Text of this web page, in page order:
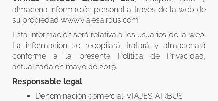
almacena información personal a través de la web de
su propiedad www.viajesairbus.com
Esta información será relativa a los usuarios de la web.
La información se recopilará, tratará y almacenará
conforme a la presente Política de Privacidad,
actualizada en mayo de 2019.
Responsable legal
Denominación comercial: VIAJES AIRBUS